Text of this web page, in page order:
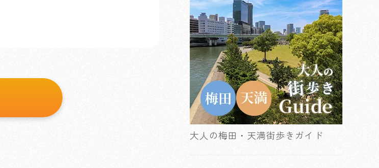
大人の梅田・天満街歩きガイド